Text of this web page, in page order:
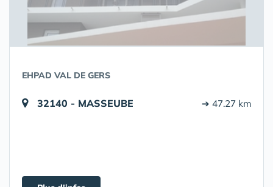
EHPAD VAL DE GERS
32140 - MASSEUBE ➔ 47.27 km